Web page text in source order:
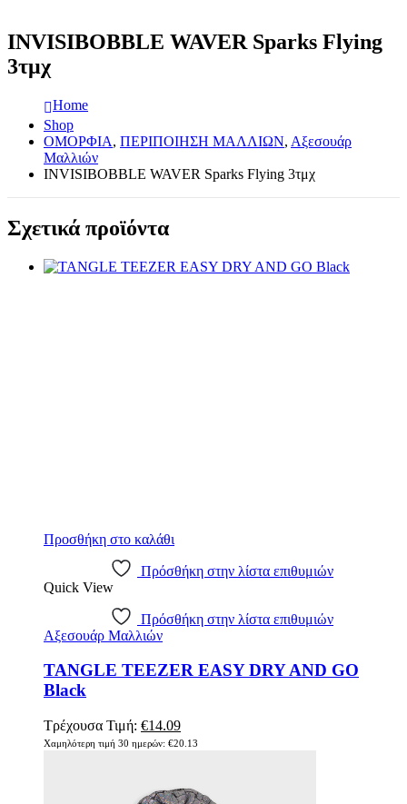
INVISIBOBBLE WAVER Sparks Flying
3τμχ
Home
Shop
ΟΜΟΡΦΙΑ, ΠΕΡΙΠΟΙΗΣΗ ΜΑΛΛΙΩΝ, Αξεσουάρ
Μαλλιών
INVISIBOBBLE WAVER Sparks Flying 3τμχ
Σχετικά προϊόντα
Προσθήκη στο καλάθι
Πρόσθήκη στην λίστα επιθυμιών
Quick View
Πρόσθήκη στην λίστα επιθυμιών
Αξεσουάρ Μαλλιών
TANGLE TEEZER EASY DRY AND GO
Black
Τρέχουσα Τιμή: €14.09
Χαμηλότερη τιμή 30 ημερών: €20.13